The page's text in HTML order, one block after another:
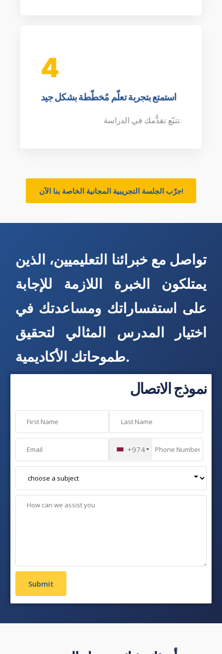
4
استمتع بتجربة تعلّم مُخطّطة بشكل جيد
تتبّع تقدُّمك في الدراسة.
جرّب الجلسة التجريبية المجانية الخاصة بنا الآن!
تواصل مع خبرائنا التعليميين، الذين
يمتلكون الخبرة اللازمة للإجابة
على استفساراتك ومساعدتك في
اختيار المدرس المثالي لتحقيق
طموحاتك الأكاديمية.
نموذج الاتصال
+974